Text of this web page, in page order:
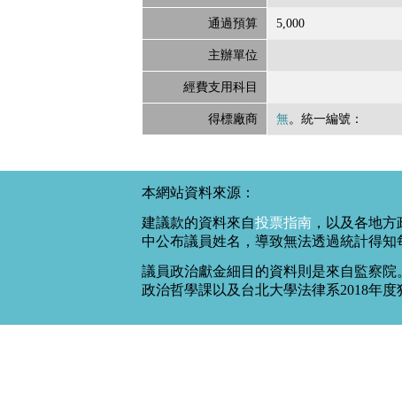
通過預算 5,000
主辦單位
經費支用科目
得標廠商 無。統一編號：
本網站資料來源：
建議款的資料來自投票指南 ，以及各地
中公布議員姓名，導致無法透過統計得知
議員政治獻金細目的資料則是來自監察
政治哲學課以及台北大學法律系2018年